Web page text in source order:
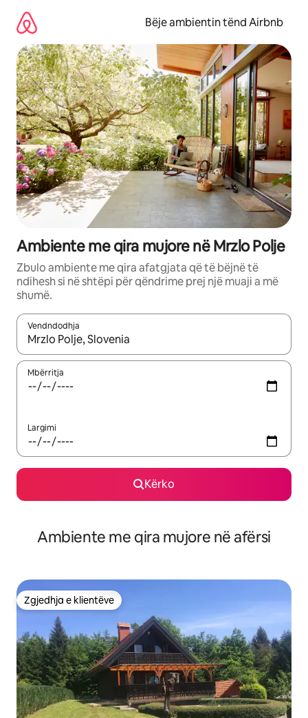
përmbajtja
Bëje ambientin tënd Airbnb
Ambiente me qira mujore në Mrzlo Polje
Zbulo ambiente me qira afatgjata që të bëjnë të
ndihesh si në shtëpi për qëndrime prej një muaji a më
shumë.
Vendndodhja
Kur rezultatet të jenë të disponueshme, lëviz me butonat e
Mbërritja
Largimi
Kërko
Ambiente me qira mujore në afërsi
Zgjedhja e klientëve
Zgjedhja e klientëve